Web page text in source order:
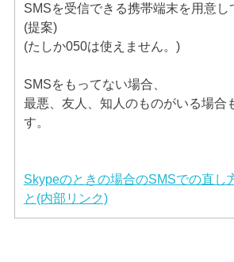
SMSを受信できる携帯端末を用意し
(提案)
(たしか050は使えません。)
SMSをもってない場合、
最悪、友人、知人のものがいる場合
す。
Skypeのときの場合のSMSでの直し
と(内部リンク)